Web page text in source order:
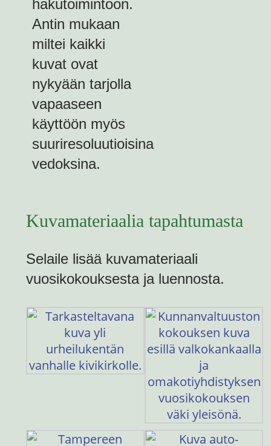
hakutoimintoon.
Antin mukaan
miltei kaikki
kuvat ovat
nykyään tarjolla
vapaaseen
käyttöön myös
suuriresoluutioisina
vedoksina.
Kuvamateriaalia tapahtumasta
Selaile lisää kuvamateriaali
vuosikokouksesta ja luennosta.